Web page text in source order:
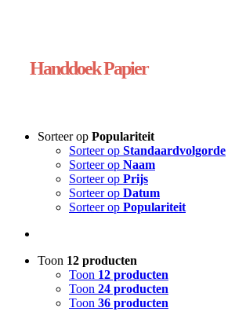
Handdoek Papier
Sorteer op Populariteit
Sorteer op Standaardvolgorde
Sorteer op Naam
Sorteer op Prijs
Sorteer op Datum
Sorteer op Populariteit
Toon 12 producten
Toon 12 producten
Toon 24 producten
Toon 36 producten